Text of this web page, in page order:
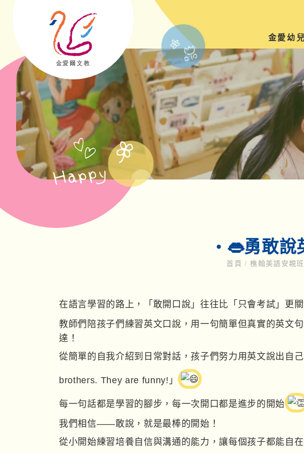
金愛幼
👄勇敢說
首頁/ 樵翰美語安親班
在語言學習的路上，「敢開口說」往往比「只會考試」更
教師們陪孩子們練習英文口說，用一句簡單但真實的英文
達！
從簡單的自我介紹到日常對話，孩子們努力用英文說出自
brothers. They are funny!」
每一句話都是學習的腳步，每一次開口都是進步的開始
我們相信——敢說，就是最棒的開始！
從小開始練習培養自信與溝通的能力，讓每個孩子都能自